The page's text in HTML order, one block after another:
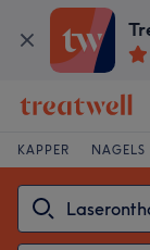
KAPPER NAGELS